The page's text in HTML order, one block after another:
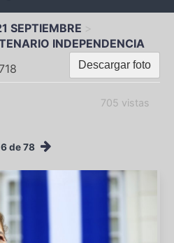
SEPTIEMBRE
INDEPENDENCIA
Descargar foto
705 vistas
6 de 78